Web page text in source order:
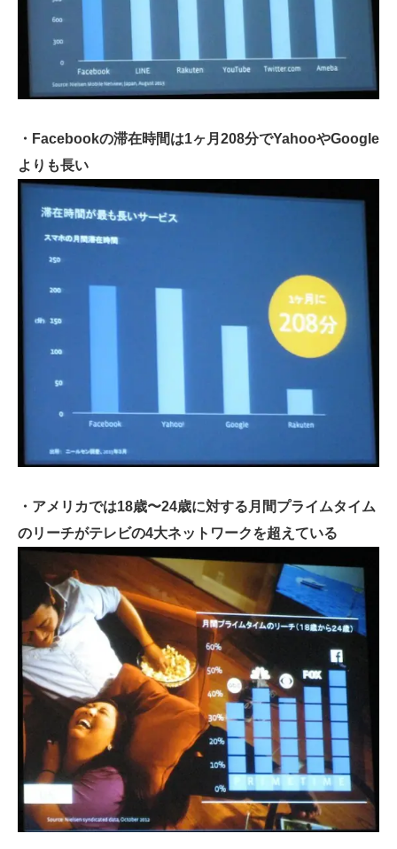
・Facebookの滞在時間は1ヶ月208分でYahooやGoogle
よりも長い
・アメリカでは18歳〜24歳に対する月間プライムタイム
のリーチがテレビの4大ネットワークを超えている